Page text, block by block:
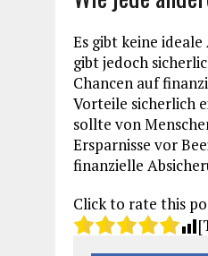
Es gibt keine
gibt jedoch
Chancen auf
Vorteile sicherlich
sollte von
Ersparnisse vor
finanzielle
Click to rate this